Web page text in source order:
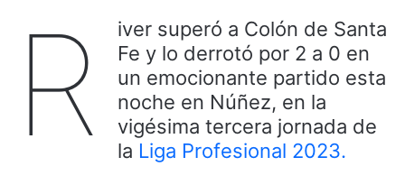
R
iver superó a Colón de Santa
Fe y lo derrotó por 2 a 0 en
un emocionante partido esta
noche en Núñez, en la
vigésima tercera jornada de
la Liga Profesional 2023.